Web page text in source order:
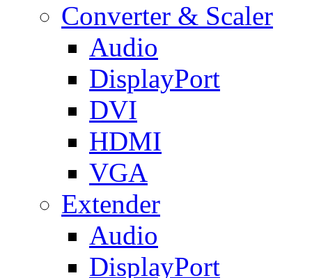
Converter & Scaler
Audio
DisplayPort
DVI
HDMI
VGA
Extender
Audio
DisplayPort